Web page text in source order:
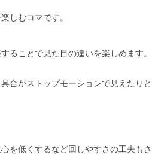
しむコマです。
ることで見た目の違いを楽しめます。
合がストップモーションで見えたり
を低くするなど回しやすさの工夫もさ